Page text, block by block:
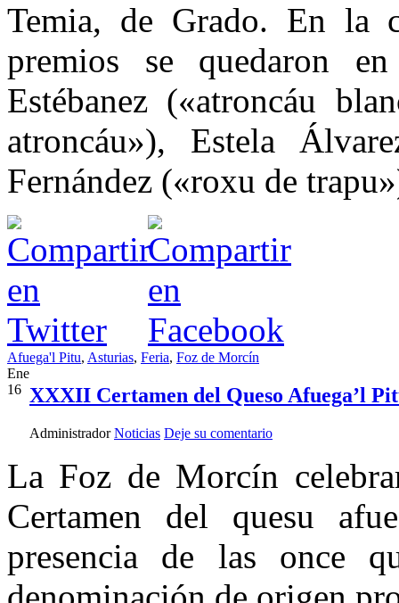
Temia, de Grado. En la
premios se quedaron
Estébanez («atroncáu
atroncáu»), Estela
Fernández («roxu de
Afuega'l Pitu, Asturias, Feria, Foz de Morcín
Ene
16 XXXII Certamen del Queso Afuega’l
Administrador Noticias Deje su comentario
La Foz de Morcín
Certamen del quesu
presencia de las once